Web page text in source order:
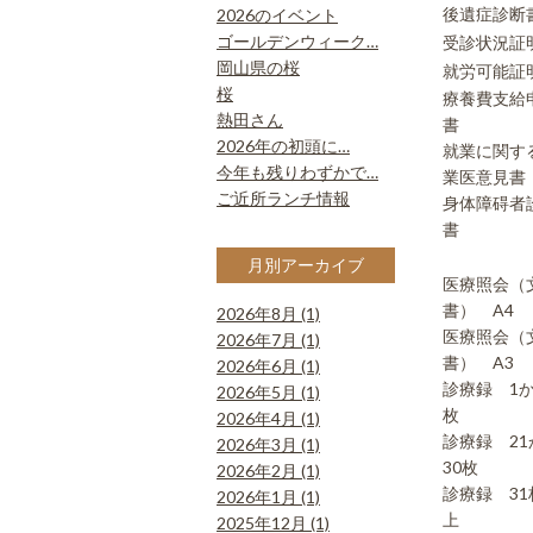
後遺症診断
受診状況証
就労可能証
療養費支給
書
就業に関す
業医意見書
身体障碍者
書
医療照会（
書） A4
医療照会（
書） A3
診療録 1
枚
診療録 21
30枚
診療録 31
上
2026のイベント
ゴールデンウィーク…
岡山県の桜
桜
熱田さん
2026年の初頭に…
今年も残りわずかで…
ご近所ランチ情報
月別アーカイブ
2026年8月 (1)
2026年7月 (1)
2026年6月 (1)
2026年5月 (1)
2026年4月 (1)
2026年3月 (1)
2026年2月 (1)
2026年1月 (1)
2025年12月 (1)